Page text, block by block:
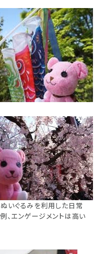
いぐるみを利用した日常
、エンゲージメントは高い